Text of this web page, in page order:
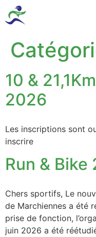
10 &
2026
Les inscriptions sont
inscrire
Run &
Chers sportifs, Le
de Marchiennes a été
prise de fonction,
juin 2026 a été